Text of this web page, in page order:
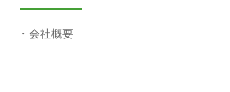
会社概要